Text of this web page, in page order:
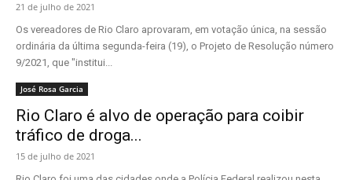
21 de julho de 2021
Os vereadores de Rio Claro aprovaram, em votação única, na sessão
ordinária da última segunda-feira (19), o Projeto de Resolução número
9/2021, que "institui...
José Rosa Garcia
Rio Claro é alvo de operação para coibir
tráfico de droga...
15 de julho de 2021